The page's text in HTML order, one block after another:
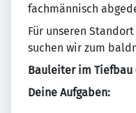
fachmännisch
Für unseren
suchen wir zum
Bauleiter im
Deine Aufgaben: